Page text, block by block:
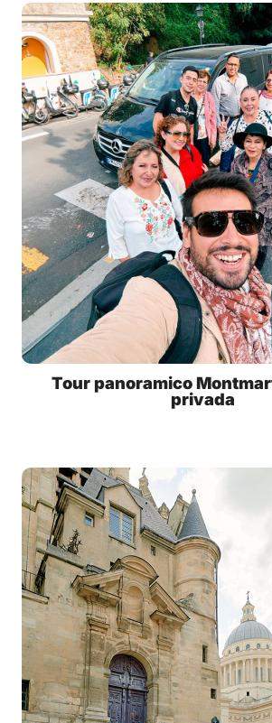
Tour panoramico
privada